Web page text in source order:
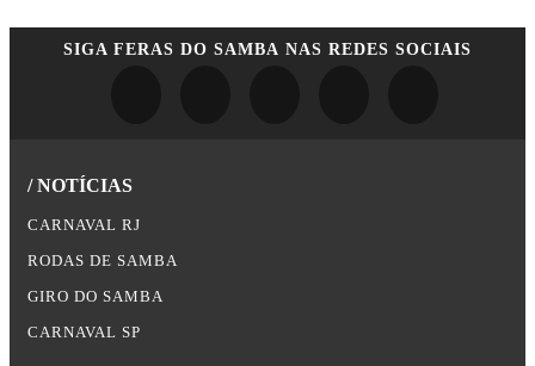
SIGA FERAS DO SAMBA NAS REDES SOCIAIS
/ NOTÍCIAS
CARNAVAL RJ
RODAS DE SAMBA
GIRO DO SAMBA
CARNAVAL SP